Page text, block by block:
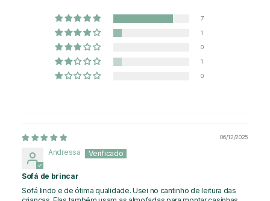
7
1
0
1
0
06/12/2025
Andressa
Sofá de brincar
Sofá lindo e de ótima qualidade. Usei no cantinho de leitura das